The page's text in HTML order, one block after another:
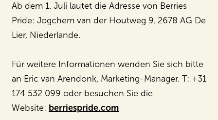
Ab dem 1. Juli lautet die Adresse von Berries
Pride: Jogchem van der Houtweg 9, 2678 AG De
Lier, Niederlande.
Für weitere Informationen wenden Sie sich bitte
an Eric van Arendonk, Marketing-Manager. T: +31
174 532 099 oder besuchen Sie die
Website: berriespride.com